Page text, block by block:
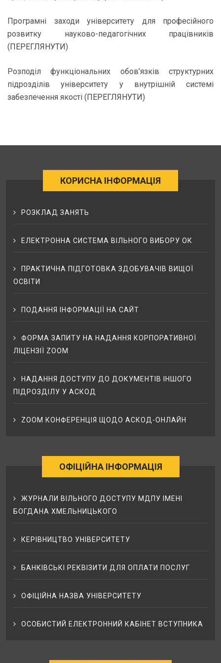
Програмні заходи університету для професійного
розвитку науково-педагогічних працівників
( ПЕРЕГЛЯНУТИ)
Розподіл функціональних обов’язків структурних
підрозділів університету у внутрішній системі
забезпечення якості ( ПЕРЕГЛЯНУТИ)
КОРИСНА ІНФОРМАЦІЯ
РОЗКЛАД ЗАНЯТЬ
ЕЛЕКТРОННА СИСТЕМА ВІЛЬНОГО ВИБОРУ ОК
ПРАКТИЧНА ПІДГОТОВКА ЗДОБУВАЧІВ ВИЩОЇ
ОСВІТИ
ПОДАННЯ ІНФОРМАЦІЇ НА САЙТ
ФОРМА ЗАПИТУ НА НАДАННЯ КОРПОРАТИВНОЇ
ЛІЦЕНЗІЇ ZOOM
НАДАННЯ ДОСТУПУ ДО ДОКУМЕНТІВ ІНШОГО
ПІДРОЗДІЛУ У АСКОД
ZOOM КОНФЕРЕНЦІЯ ЩОДО АСКОД-ОНЛАЙН
ОФІЦІЙНА ІНФОРМАЦІЯ
ЖУРНАЛИ ВІЛЬНОГО ДОСТУПУ МДПУ ІМЕНІ
БОГДАНА ХМЕЛЬНИЦЬКОГО
КЕРІВНИЦТВО УНІВЕРСИТЕТУ
БАНКІВСЬКІ РЕКВІЗИТИ ДЛЯ ОПЛАТИ ПОСЛУГ
ОФІЦІЙНА НАЗВА УНІВЕРСИТЕТУ
ОСОБИСТИЙ ЕЛЕКТРОННИЙ КАБІНЕТ ВСТУПНИКА